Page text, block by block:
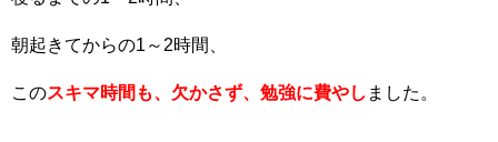
朝起きてからの1～2時間、
このスキマ時間も、欠かさず、勉強に費やし ました。